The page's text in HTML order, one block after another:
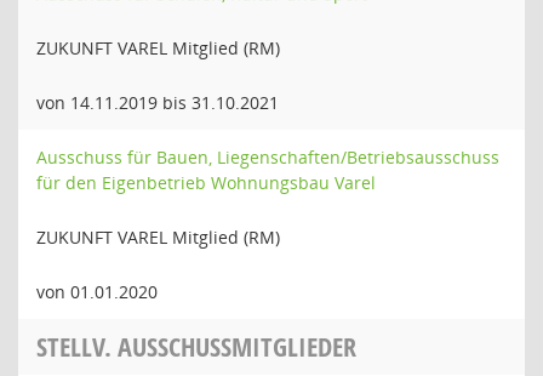
ZUKUNFT VAREL Mitglied (RM)
von 14.11.2019 bis 31.10.2021
Ausschuss für Bauen, Liegenschaften/Betriebsausschuss
für den Eigenbetrieb Wohnungsbau Varel
ZUKUNFT VAREL Mitglied (RM)
von 01.01.2020
STELLV. AUSSCHUSSMITGLIEDER